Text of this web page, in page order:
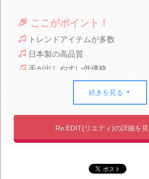
 ここがポイント！
 トレンドアイテムが多数
 日本製の高品質
 手が出しやすい低価格
個性を出せるトレンド服
Re:EDIT(リエディ)は、 毎日更新され
ないトレンドアイテムが揃う のが魅力
らないオシャレが楽しめます。
女性たちへというコンセプトなので、
続きを見る 
Re:EDIT(リエディ)の詳細を見